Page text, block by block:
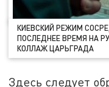
КИЕВСКИЙ РЕЖИМ
ПОСЛЕДНЕЕ ВРЕМЯ НА
КОЛЛАЖ ЦАРЬГРАДА
Здесь следует